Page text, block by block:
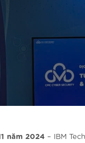
năm 2024 – IBM